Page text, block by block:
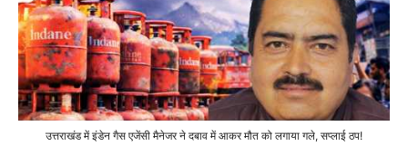
उत्तराखंड में इंडेन गैस एजेंसी मैनेजर ने दबाव में आकर मौत को लगाया गले, सप्लाई ठप!